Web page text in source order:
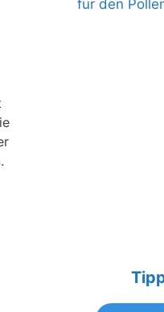
für den